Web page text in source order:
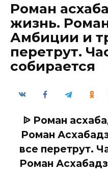
Роман
жизнь.
Амбиции и
перетрут.
собирается
ᐉ Роман
Роман
все перетрут.
Роман